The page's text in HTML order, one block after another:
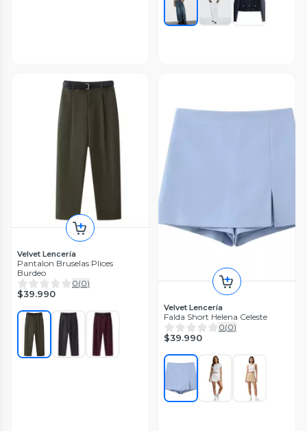
Velvet Lencería
Pantalon Bruselas Plices
Burdeo
0(0)
$39.990
Velvet Lencería
Falda Short Helena Celeste
0(0)
$39.990